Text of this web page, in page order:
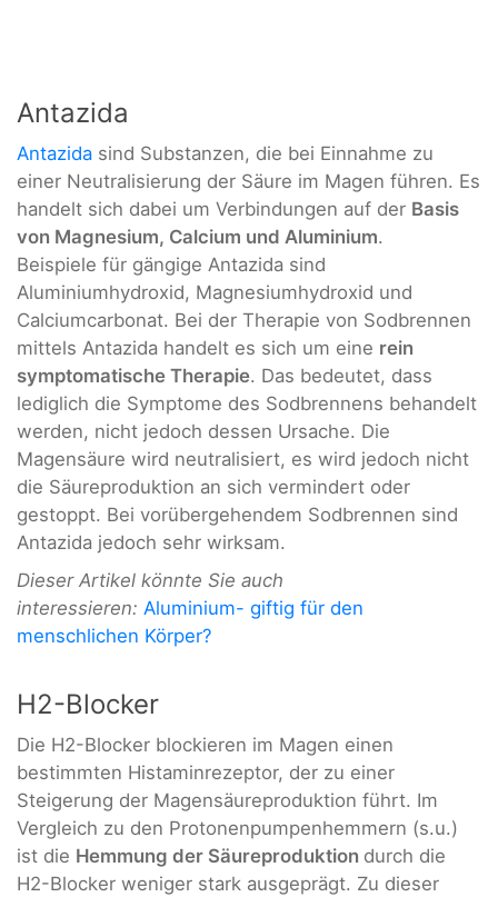
Antazida
Antazida sind Substanzen, die bei Einnahme zu
einer Neutralisierung der Säure im Magen führen. Es
handelt sich dabei um Verbindungen auf der Basis
von Magnesium, Calcium und Aluminium.
Beispiele für gängige Antazida sind
Aluminiumhydroxid, Magnesiumhydroxid und
Calciumcarbonat. Bei der Therapie von Sodbrennen
mittels Antazida handelt es sich um eine rein
symptomatische Therapie. Das bedeutet, dass
lediglich die Symptome des Sodbrennens behandelt
werden, nicht jedoch dessen Ursache. Die
Magensäure wird neutralisiert, es wird jedoch nicht
die Säureproduktion an sich vermindert oder
gestoppt. Bei vorübergehendem Sodbrennen sind
Antazida jedoch sehr wirksam.
Dieser Artikel könnte Sie auch
interessieren: Aluminium- giftig für den
menschlichen Körper?
H2-Blocker
Die H2-Blocker blockieren im Magen einen
bestimmten Histaminrezeptor, der zu einer
Steigerung der Magensäureproduktion führt. Im
Vergleich zu den Protonenpumpenhemmern (s.u.)
ist die Hemmung der Säureproduktion durch die
H2-Blocker weniger stark ausgeprägt. Zu dieser